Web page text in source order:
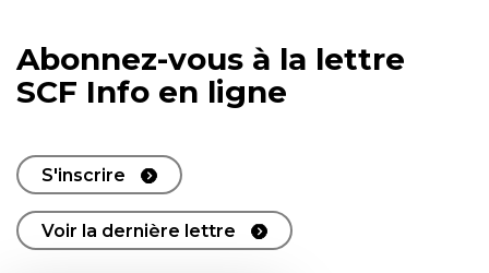
Abonnez-vous à la lettre
SCF Info en ligne
S'inscrire
Voir la dernière lettre